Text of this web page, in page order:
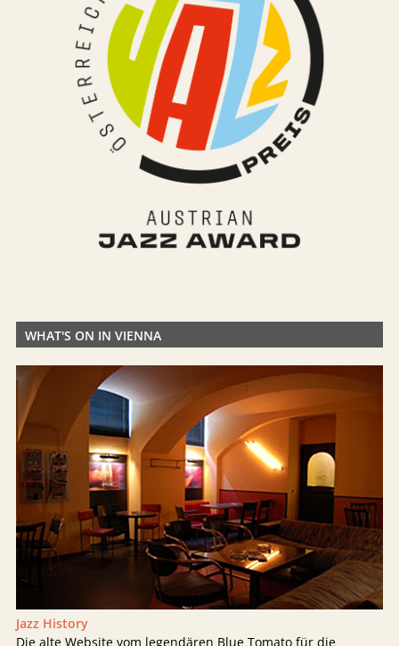
WHAT'S ON IN VIENNA
Jazz History
Die alte Website vom legendären Blue Tomato für die